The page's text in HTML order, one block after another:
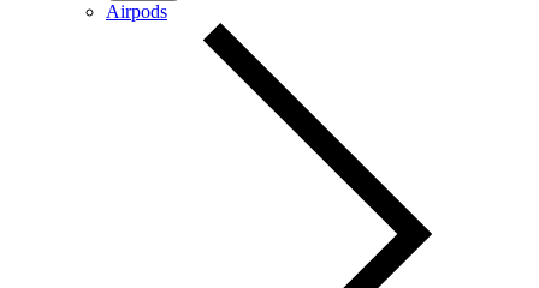
Airpods